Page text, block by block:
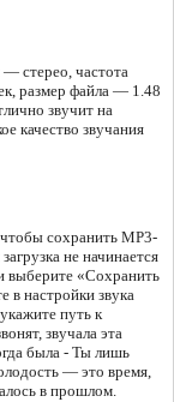
стерео, частота
размер файла — 1.48
звучит на
качество звучания
сохранить MP3-
не начинается
выберите «Сохранить
в настройки звука
путь к
звучала эта
была - Ты лишь
— это время,
в прошлом.